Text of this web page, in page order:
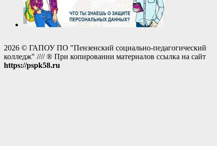
2026 © ГАПОУ ПО "Пензенский социально-педагогический
колледж" //// ® При копировании материалов ссылка на сайт
https://pspk58.ru